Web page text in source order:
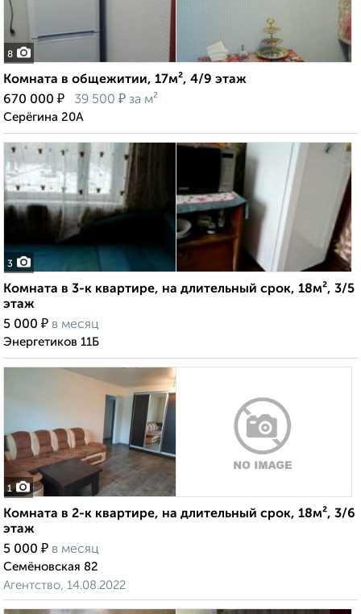
8
Комната в общежитии, 17м², 4/9 этаж
670 000 ₽ 39 500 ₽ за м²
Серёгина 20А
3
Комната в 3-к квартире, на длительный срок, 18м², 3/5
этаж
5 000 ₽ в месяц
Энергетиков 11Б
1
Комната в 2-к квартире, на длительный срок, 18м², 3/6
этаж
5 000 ₽ в месяц
Семёновская 82
Агентство, 14.08.2022